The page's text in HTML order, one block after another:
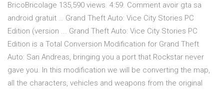
BricoBricolage 135,590 views. 4:59. Comment avoir gta sa
android gratuit … Grand Theft Auto: Vice City Stories PC
Edition (version ... Grand Theft Auto: Vice City Stories PC
Edition is a Total Conversion Modification for Grand Theft
Auto: San Andreas, bringing you a port that Rockstar never
gave you. In this modification we will be converting the map,
all the characters, vehicles and weapons from the original